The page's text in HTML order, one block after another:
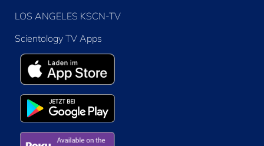
LOS ANGELES KSCN-TV
Scientology TV Apps